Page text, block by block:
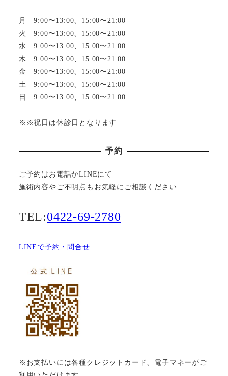
月 9:00〜13:00、15:00〜21:00
火 9:00〜13:00、15:00〜21:00
水 9:00〜13:00、15:00〜21:00
木 9:00〜13:00、15:00〜21:00
金 9:00〜13:00、15:00〜21:00
土 9:00〜13:00、15:00〜21:00
日 9:00〜13:00、15:00〜21:00
※※祝日は休診日となります
予約
ご予約はお電話かLINEにて
施術内容やご不明点もお気軽にご相談ください
TEL:0422-69-2780
LINEで予約・問合せ
※お支払いには各種クレジットカード、電子マネーがご